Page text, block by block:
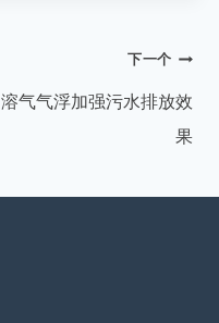
下一个
溶气气浮加强污水排放效
果